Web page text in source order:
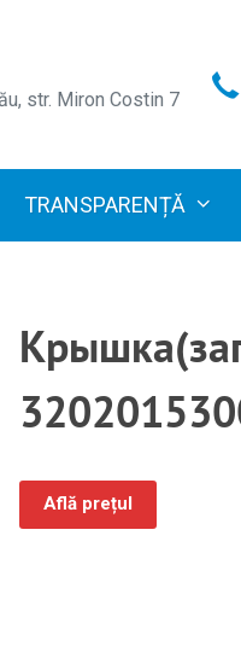
str. Miron Costin 7
TRANSPARENȚĂ
Află prețul